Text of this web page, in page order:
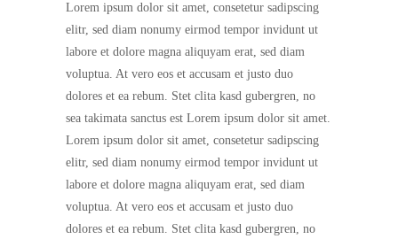
Lorem ipsum dolor sit amet, consetetur sadipscing
elitr, sed diam nonumy eirmod tempor invidunt ut
labore et dolore magna aliquyam erat, sed diam
voluptua. At vero eos et accusam et justo duo
dolores et ea rebum. Stet clita kasd gubergren, no
sea takimata sanctus est Lorem ipsum dolor sit amet.
Lorem ipsum dolor sit amet, consetetur sadipscing
elitr, sed diam nonumy eirmod tempor invidunt ut
labore et dolore magna aliquyam erat, sed diam
voluptua. At vero eos et accusam et justo duo
dolores et ea rebum. Stet clita kasd gubergren, no